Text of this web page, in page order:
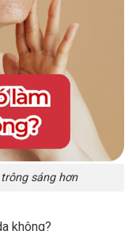
sáng hơn
không?